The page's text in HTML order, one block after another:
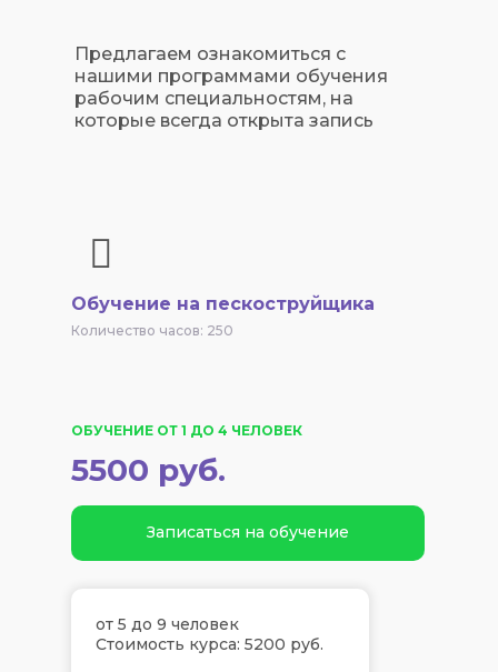
Предлагаем ознакомиться с
нашими программами обучения
рабочим специальностям, на
которые всегда открыта запись
Обучение на пескоструйщика
Количество часов: 250
Записаться на обучение
ОБУЧЕНИЕ ОТ 1 ДО 4 ЧЕЛОВЕК
5500 руб.
от 5 до 9 человек
Стоимость курса: 5200 руб.